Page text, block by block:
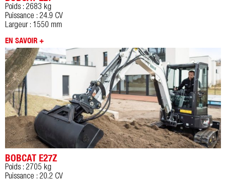
Poids : 2683 kg
Puissance : 24.9 CV
Largeur : 1550 mm
EN SAVOIR +
BOBCAT E27Z
Poids : 2705 kg
Puissance : 20.2 CV